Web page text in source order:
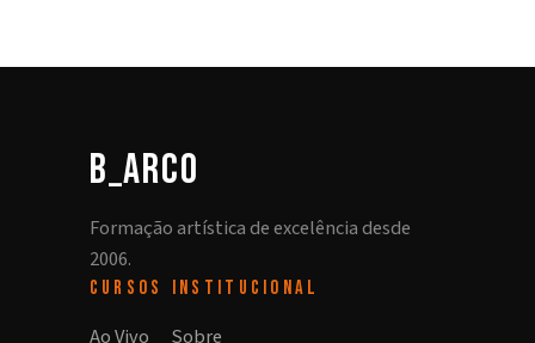
b_arco
Formação artística de excelência desde
2006.
CURSOS
Ao Vivo
INSTITUCIONAL
Sobre